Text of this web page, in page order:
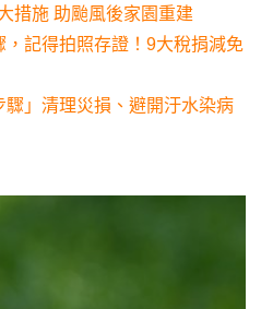
措施 助颱風後家園重建
記得拍照存證！9大稅捐減免
」清理災損、避開汙水染病